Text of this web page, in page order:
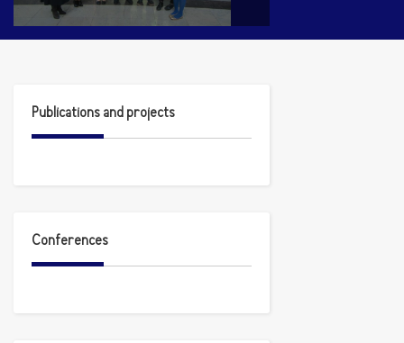
Publications and projects
Conferences